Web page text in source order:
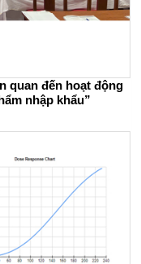
quan đến hoạt động
nhập khẩu”